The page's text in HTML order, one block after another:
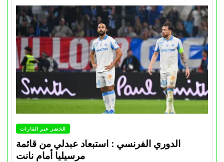
الخضر عبر القارات
الدوري الفرنسي : استبعاد عبدلي من قائمة
مرسيليا أمام نانت